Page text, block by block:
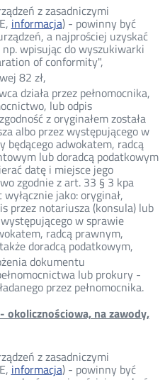
z zasadniczymi
informacja) - powinny być
a najprościej uzyskać
wpisując do wyszukiwarki
of conformity",
82 zł,
działa przez pełnomocnika,
lub odpis
z oryginałem została
albo przez występującego w
będącego adwokatem, radcą
lub doradcą podatkowym
datę i miejsce jego
zgodnie z art. 33 § 3 kpa
jako: oryginał,
przez notariusza (konsula) lub
w sprawie
radcą prawnym,
doradcą podatkowym,
dokumentu
lub prokury -
przez pełnomocnika.
okolicznościowa, na zawody,
z zasadniczymi
informacja) - powinny być